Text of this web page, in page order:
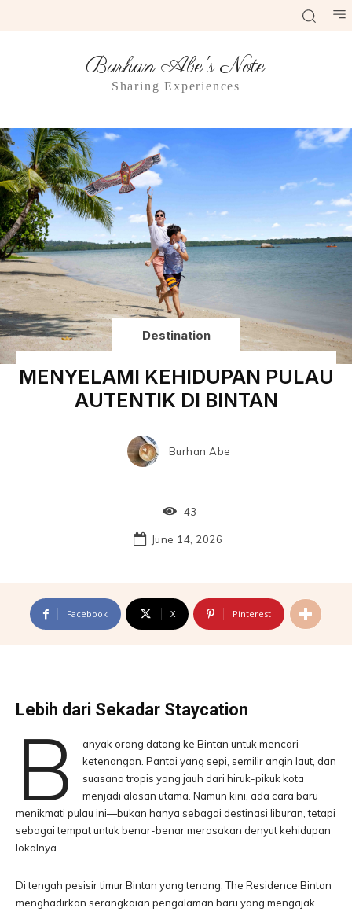
Burhan Abe's Note
Sharing Experiences
Destination
MENYELAMI KEHIDUPAN PULAU
AUTENTIK DI BINTAN
Burhan Abe
43
June 14, 2026
Facebook X Pinterest
Lebih dari Sekadar Staycation
B
anyak orang datang ke Bintan untuk mencari
ketenangan. Pantai yang sepi, semilir angin laut, dan
suasana tropis yang jauh dari hiruk-pikuk kota
menjadi alasan utama. Namun kini, ada cara baru
menikmati pulau ini—bukan hanya sebagai destinasi liburan, tetapi
sebagai tempat untuk benar-benar merasakan denyut kehidupan
lokalnya.
Di tengah pesisir timur Bintan yang tenang, The Residence Bintan
menghadirkan serangkaian pengalaman baru yang mengajak